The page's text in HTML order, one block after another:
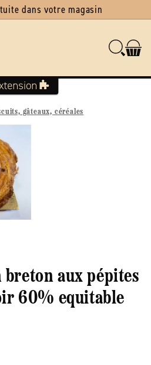
dans votre magasin
gâteaux, céréales
aux pépites
60% equitable